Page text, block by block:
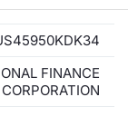
FINANCE
CORPORATION